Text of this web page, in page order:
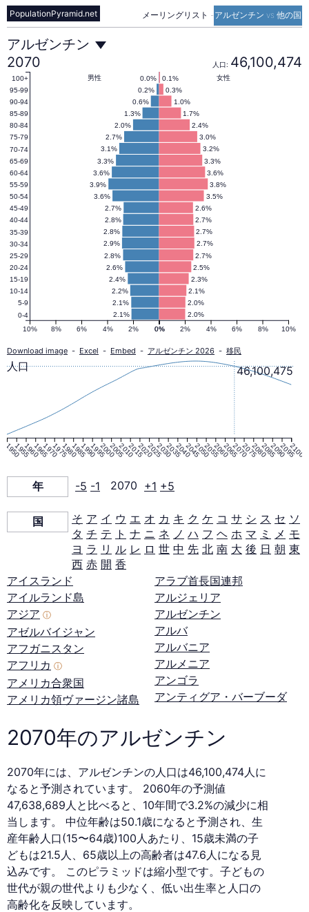
メーリングリスト - アルゼンチン vs 他の国
PopulationPyramid.net
ア
ル
ゼ
ン
チ
ン
の
人
口
ラ
ミ
ッ
2070
年
アルゼンチン
2070
人口: 46,100,474
2.0%
2.1%
2.0%
2.1%
2.1%
2.2%
2.3%
2.4%
2.5%
2.6%
2.7%
2.8%
2.7%
2.9%
2.7%
2.8%
2.7%
2.8%
2.6%
2.7%
3.5%
3.6%
3.8%
3.9%
3.6%
3.6%
3.3%
3.3%
3.2%
3.1%
3.0%
2.7%
2.4%
2.0%
1.7%
1.3%
1.0%
0.6%
0.3%
0.2%
0.1%
0.0% 女性
男性
0% 2% 4% 6% 8% 10%
10% 8% 6% 4% 2% 0%
0-4
5-9
10-14
15-19
20-24
25-29
30-34
35-39
40-44
45-49
50-54
55-59
60-64
65-69
70-74
75-79
80-84
85-89
90-94
95-99
100+
Download image - Excel - Embed - アルゼンチン 2026 - 移民
1950195519601965197019751980198519901995200020052010201520202025203020352040204520502055206020652070207520802085209020952100
46,100,475
人口
年 -5 -1 2070 +1 +5
国 そ ア イ ウ エ オ カ キ ク ケ コ サ シ ス セ ソ
タ チ テ ト ナ ニ ネ ノ ハ フ ヘ ホ マ ミ メ モ
ヨ ラ リ ル レ ロ 世 中 先 北 南 大 後 日 朝 東
西 赤 開 香
アイスランド
アイルランド島
アジア ⓘ
アゼルバイジャン
アフガニスタン
アフリカ ⓘ
アメリカ合衆国
アメリカ領ヴァージン諸島
アラブ首長国連邦
アルジェリア
アルゼンチン
アルバ
アルバニア
アルメニア
アンゴラ
アンティグア・バーブーダ
2070年のアルゼンチン
2070年には、アルゼンチンの人口は46,100,474人に
なると予測されています。 2060年の予測値
47,638,689人と比べると、10年間で3.2%の減少に相
当します。 中位年齢は50.1歳になると予測され、生
産年齢人口(15〜64歳)100人あたり、15歳未満の子
どもは21.5人、65歳以上の高齢者は47.6人になる見
込みです。 このピラミッドは縮小型です。子どもの
世代が親の世代よりも少なく、低い出生率と人口の
高齢化を反映しています。